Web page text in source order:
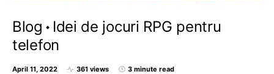
Blog
Idei de jocuri RPG pentru
telefon
April 11, 2022 361 views 3 minute read